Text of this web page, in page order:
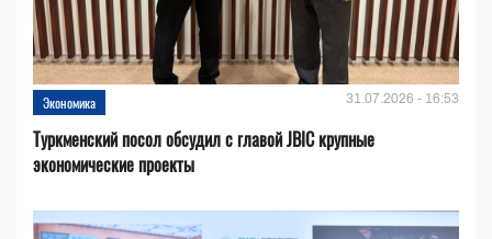
Экономика 31.07.2026 - 16:53
Туркменский посол обсудил с главой JBIC крупные
экономические проекты